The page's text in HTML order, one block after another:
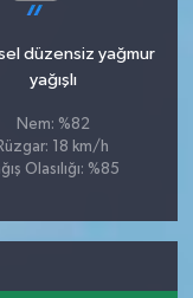
düzensiz yağmur
yağışlı
Nem: %82
Rüzgar: 18 km/h
Olasılığı: %85